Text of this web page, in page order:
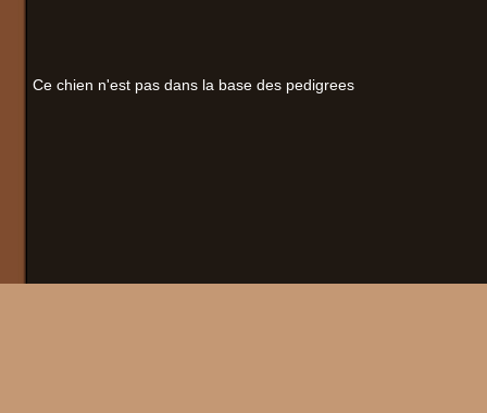
Ce chien n'est pas dans la base des pedigrees